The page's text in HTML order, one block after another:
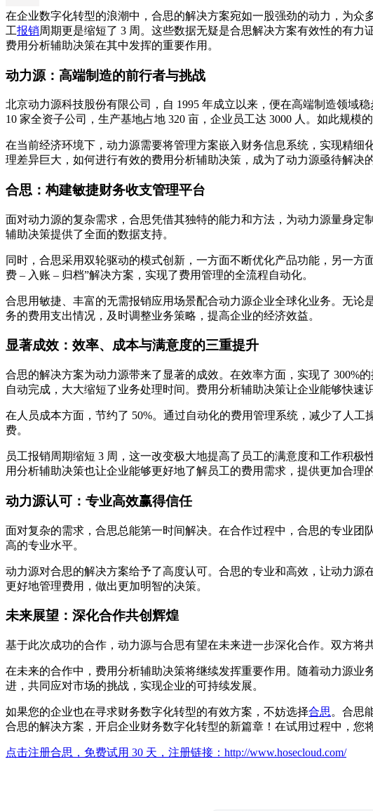
在企业数字化转型的浪潮中，合思的解决方案宛如一股强劲的动力，为众
工报销周期更是缩短了 3 周。这些数据无疑是合思解决方案有效性的有
费用分析辅助决策在其中发挥的重要作用。
动力源：高端制造的前行者与挑战
北京动力源科技股份有限公司，自 1995 年成立以来，便在高端制造领域
10 家全资子公司，生产基地占地 320 亩，企业员工达 3000 人。如此规模
在当前经济环境下，动力源需要将管理方案嵌入财务信息系统，实现精
理差异巨大，如何进行有效的费用分析辅助决策，成为了动力源亟待解决的
合思：构建敏捷财务收支管理平台
面对动力源的复杂需求，合思凭借其独特的能力和方法，为动力源量身
辅助决策提供了全面的数据支持。
同时，合思采用双轮驱动的模式创新，一方面不断优化产品功能，另一
费 – 入账 – 归档”解决方案，实现了费用管理的全流程自动化。
合思用敏捷、丰富的无需报销应用场景配合动力源企业全球化业务。无
务的费用支出情况，及时调整业务策略，提高企业的经济效益。
显著成效：效率、成本与满意度的三重提升
合思的解决方案为动力源带来了显著的成效。在效率方面，实现了 300%
自动完成，大大缩短了业务处理时间。费用分析辅助决策让企业能够快速
在人员成本方面，节约了 50%。通过自动化的费用管理系统，减少了人
费。
员工报销周期缩短 3 周，这一改变极大地提高了员工的满意度和工作积
用分析辅助决策也让企业能够更好地了解员工的费用需求，提供更加合理
动力源认可：专业高效赢得信任
面对复杂的需求，合思总能第一时间解决。在合作过程中，合思的专业
高的专业水平。
动力源对合思的解决方案给予了高度认可。合思的专业和高效，让动力
更好地管理费用，做出更加明智的决策。
未来展望：深化合作共创辉煌
基于此次成功的合作，动力源与合思有望在未来进一步深化合作。双方将
在未来的合作中，费用分析辅助决策将继续发挥重要作用。随着动力源
进，共同应对市场的挑战，实现企业的可持续发展。
如果您的企业也在寻求财务数字化转型的有效方案，不妨选择合思。合思
合思的解决方案，开启企业财务数字化转型的新篇章！在试用过程中，您
点击注册合思，免费试用 30 天，注册链接： http://www.hosecloud.com/